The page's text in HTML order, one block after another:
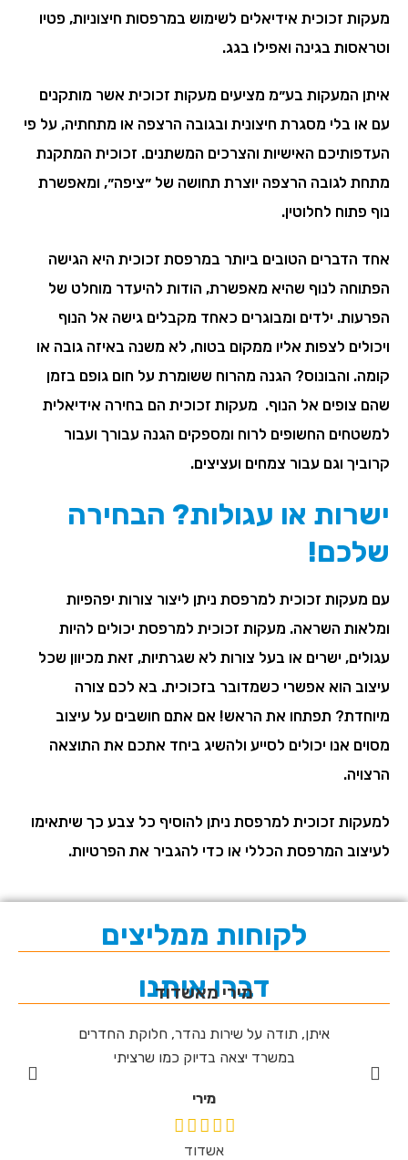
מעקות זכוכית אידיאלים לשימוש במרפסות חיצוניות, פטיו
וטראסות בגינה ואפילו בגג.
איתן המעקות בע״מ מציעים מעקות זכוכית אשר מותקנים
עם או בלי מסגרת חיצונית ובגובה הרצפה או מתחתיה, על פי
העדפותיכם האישיות והצרכים המשתנים. זכוכית המתקנת
מתחת לגובה הרצפה יוצרת תחושה של ״ציפה״, ומאפשרת
נוף פתוח לחלוטין.
אחד הדברים הטובים ביותר במרפסת זכוכית היא הגישה
הפתוחה לנוף שהיא מאפשרת, הודות להיעדר מוחלט של
הפרעות. ילדים ומבוגרים כאחד מקבלים גישה אל הנוף
ויכולים לצפות אליו ממקום בטוח, לא משנה באיזה גובה או
קומה. והבונוס? הגנה מהרוח ששומרת על חום גופם בזמן
שהם צופים אל הנוף. מעקות זכוכית הם בחירה אידיאלית
למשטחים החשופים לרוח ומספקים הגנה עבורך ועבור
קרוביך וגם עבור צמחים ועציצים.
ישרות או עגולות? הבחירה
שלכם!
עם מעקות זכוכית למרפסת ניתן ליצור צורות יפהפיות
ומלאות השראה. מעקות זכוכית למרפסת יכולים להיות
עגולים, ישרים או בעל צורות לא שגרתיות, זאת מכיוון שכל
עיצוב הוא אפשרי כשמדובר בזכוכית. בא לכם צורה
מיוחדת? תפתחו את הראש! אם אתם חושבים על עיצוב
מסוים אנו יכולים לסייע ולהשיג ביחד אתכם את התוצאה
הרצויה.
למעקות זכוכית למרפסת ניתן להוסיף כל צבע כך שיתאימו
לעיצוב המרפסת הכללי או כדי להגביר את הפרטיות.
לקוחות ממליצים
דברו איתנו
אברהם מאשדוד
תודה ענקית והמלצה לחברת איתן המעקות.
המקצועיות, ההשקעה, היחס והסבלנות של
וההתקנה הנקייה והמושלמת של מעקות הזכוכית
הפתיעה אף יותר.
כפי